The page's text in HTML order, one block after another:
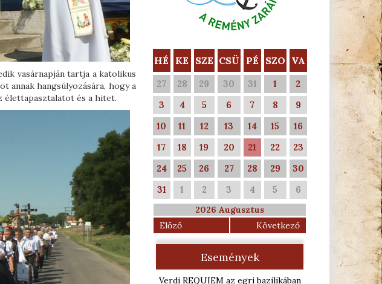
vasárnapján tartja a katolikus
annak hangsúlyozására, hogy a
élettapasztalatot és a hitet.
HÉ KE SZE CSÜ PÉ SZO VA
27 28 29 30 31 1
2
3
4 5 6 7 8
9
10
11 12 13 14 15
16
17
18 19 20 21 22
23
24
25 26 27 28 29
30
31
1 2 3 4 5 6
2026 Augusztus
Előző
Következő
Események
Verdi REQUIEM az egri bazilikában